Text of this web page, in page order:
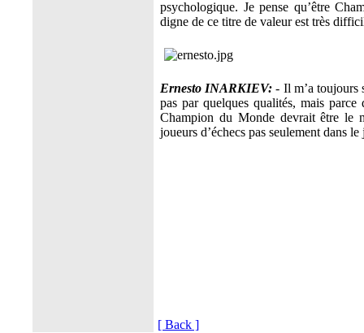
psychologique. Je pense qu’être
digne de ce titre de valeur est très
Ernesto INARKIEV:- Il m’a toujours
pas par quelques qualités, mais
Champion du Monde devrait être le
joueurs d’échecs pas seulement dans
[ Back ]